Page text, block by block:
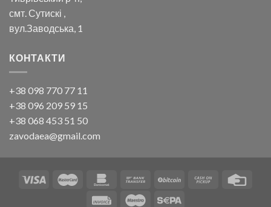
смт. Сутискі ,
вул.Заводська, 1
КОНТАКТИ
+38 098 770 77 11
+38 096 209 59 15
+38 068 453 51 50
zavodaea@gmail.com